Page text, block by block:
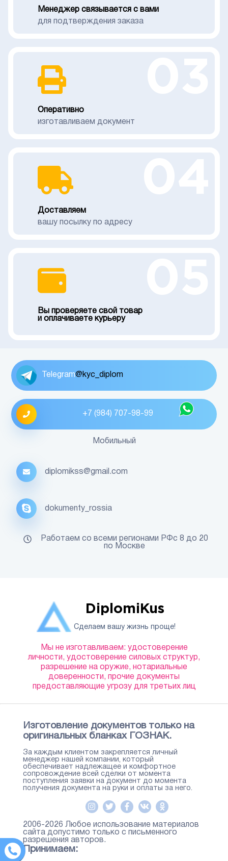
Менеджер связывается с вами
для подтверждения заказа
Оперативно
изготавливаем документ
Доставляем
вашу посылку по адресу
Вы проверяете свой товар
и оплачиваете курьеру
DiplomiKus
Сделаем вашу жизнь проще!
Мы не изготавливаем: удостоверение
личности, удостоверение силовых структур,
разрешение на оружие, нотариальные
доверенности, прочие документы
предоставляющие угрозу для третьих лиц
Изготовление документов только на
оригинальных бланках ГОЗНАК.
За каждым клиентом закрепляется личный
менеджер нашей компании, который
обеспечивает надлежащее и комфортное
сопровождение всей сделки от момента
поступления заявки на документ до момента
получения документа на руки и оплаты за него.
2006-2026 Любое использование материалов
сайта допустимо только с письменного
разрешения авторов.
Принимаем:
Telegram@kyc_diplom
+7 (984) 707-98-99
Мобильный
diplomikss@gmail.com
dokumenty_rossia
Работаем со всеми регионами РФс 8 до 20
по Москве